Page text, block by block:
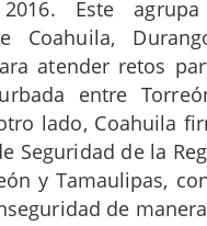
Este agrupa
Coahuila,
atender retos
entre
lado, Coahuila
Seguridad de la
y Tamaulipas,
de